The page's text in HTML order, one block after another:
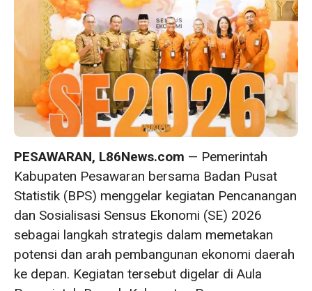
PESAWARAN, L86News.com — Pemerintah
Kabupaten Pesawaran bersama Badan Pusat
Statistik (BPS) menggelar kegiatan Pencanangan
dan Sosialisasi Sensus Ekonomi (SE) 2026
sebagai langkah strategis dalam memetakan
potensi dan arah pembangunan ekonomi daerah
ke depan. Kegiatan tersebut digelar di Aula